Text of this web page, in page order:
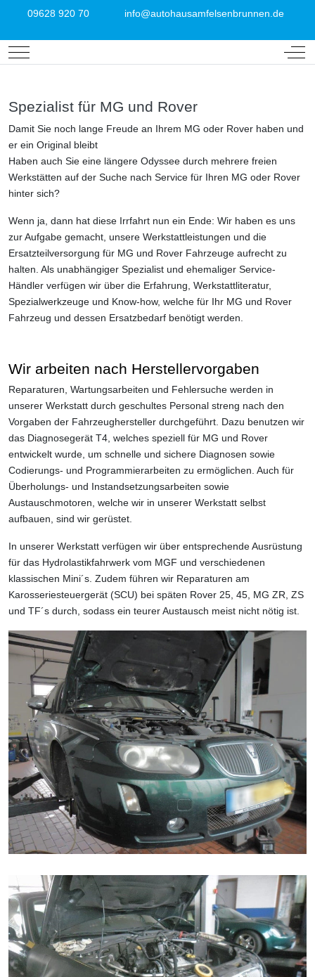
09628 920 70 info@autohausamfelsenbrunnen.de
Mobile Menu Toggle Off-
Spezialist für MG und Rover
Damit Sie noch lange Freude an Ihrem MG oder Rover haben und
er ein Original bleibt
Haben auch Sie eine längere Odyssee durch mehrere freien
Werkstätten auf der Suche nach Service für Ihren MG oder Rover
hinter sich?
Wenn ja, dann hat diese Irrfahrt nun ein Ende: Wir haben es uns
zur Aufgabe gemacht, unsere Werkstattleistungen und die
Ersatzteilversorgung für MG und Rover Fahrzeuge aufrecht zu
halten. Als unabhängiger Spezialist und ehemaliger Service-
Händler verfügen wir über die Erfahrung, Werkstattliteratur,
Spezialwerkzeuge und Know-how, welche für Ihr MG und Rover
Fahrzeug und dessen Ersatzbedarf benötigt werden.
Wir arbeiten nach Herstellervorgaben
Reparaturen, Wartungsarbeiten und Fehlersuche werden in
unserer Werkstatt durch geschultes Personal streng nach den
Vorgaben der Fahrzeughersteller durchgeführt. Dazu benutzen wir
das Diagnosegerät T4, welches speziell für MG und Rover
entwickelt wurde, um schnelle und sichere Diagnosen sowie
Codierungs- und Programmierarbeiten zu ermöglichen. Auch für
Überholungs- und Instandsetzungsarbeiten sowie
Austauschmotoren, welche wir in unserer Werkstatt selbst
aufbauen, sind wir gerüstet.
In unserer Werkstatt verfügen wir über entsprechende Ausrüstung
für das Hydrolastikfahrwerk vom MGF und verschiedenen
klassischen Mini´s. Zudem führen wir Reparaturen am
Karosseriesteuergerät (SCU) bei späten Rover 25, 45, MG ZR, ZS
und TF´s durch, sodass ein teurer Austausch meist nicht nötig ist.